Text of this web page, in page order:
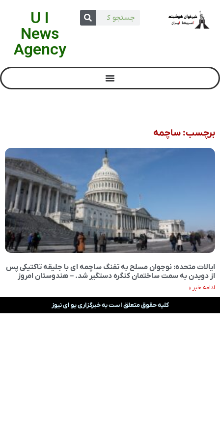
U I
News
Agency
برچسب: ساچمه
ایالات متحده: نوجوان مسلح به تفنگ ساچمه ای با جلیقه تاکتیکی پس
از دویدن به سمت ساختمان کنگره دستگیر شد. – هندوستان امروز
ادامه خبر »
کلیه حقوق متعلق است به خبرگزاری یو ای نیوز